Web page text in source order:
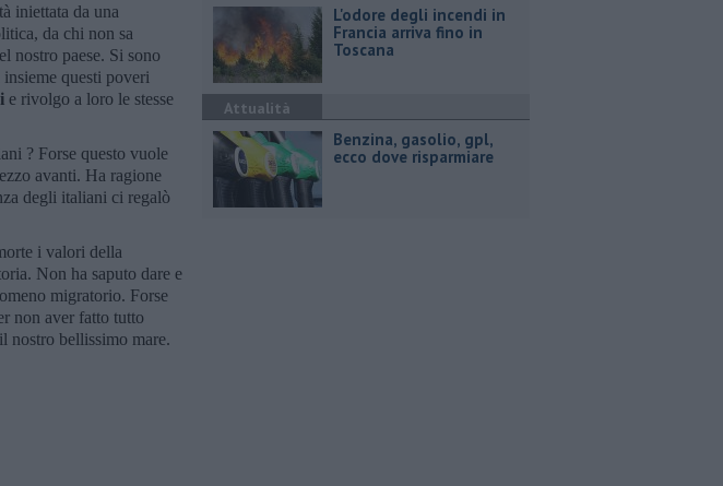
iniettata da una
da chi non sa
nostro paese. Si sono
questi poveri
e rivolgo a loro le stesse
? Forse questo vuole
avanti. Ha ragione
degli italiani ci regalò
i valori della
Non ha saputo dare e
migratorio. Forse
non aver fatto tutto
nostro bellissimo mare.
L'odore degli incendi in
Francia arriva fino in
Toscana
Attualità
​Benzina, gasolio, gpl,
ecco dove risparmiare